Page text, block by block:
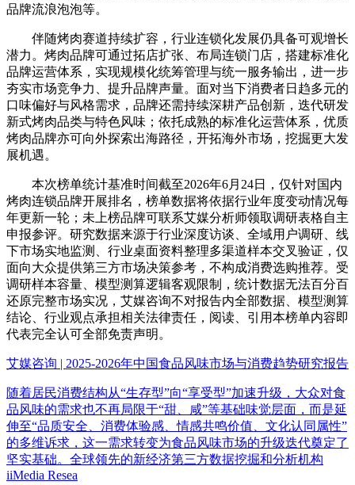
品牌流浪泡泡等。
伴随烤肉赛道持续扩容，行业连锁化发展仍具备可观增长
潜力。烤肉品牌可通过拓店扩张、布局连锁门店，搭建标准化
品牌运营体系，实现规模化统筹管理与统一服务输出，进一步
夯实市场竞争力、提升品牌声量。面对当下消费者日趋多元的
口味偏好与风格需求，品牌还需持续深耕产品创新，迭代研发
新式烤肉品类与特色风味；依托成熟的标准化运营体系，优质
烤肉品牌亦可向外探索出海路径，开拓海外市场，挖掘更大发
展机遇。
本次榜单统计基准时间截至2026年6月24日，仅针对国内
烤肉连锁品牌开展排名，榜单数据将依据行业年度变动情况每
年更新一轮；未上榜品牌可联系艾媒分析师领取调研表格自主
申报参评。研究数据来源于行业深度访谈、全域用户调研、线
下市场实地监测、行业桌面资料整理多渠道样本交叉验证，仅
面向大众提供第三方市场决策参考，不构成消费选购推荐。受
调研样本容量、模型测算逻辑客观限制，统计数据无法百分百
还原完整市场实况，艾媒咨询不对报告内全部数据、模型测算
结论、行业观点承担相关法律责任，阅读、引用本榜单内容即
代表完全认可全部免责声明。
艾媒咨询 | 2025-2026年中国食品风味市场与消费趋势研究报告
随着居民消费结构从“生存型”向“享受型”加速升级，大众对食
品风味的需求也不再局限于“甜、咸”等基础味觉层面，而是延
伸至“品质安全、消费体验感、情感共鸣价值、文化认同属性”
的多维诉求，这一需求转变为食品风味市场的升级迭代奠定了
坚实基础。全球领先的新经济第三方数据挖掘和分析机构
iiMedia Resea